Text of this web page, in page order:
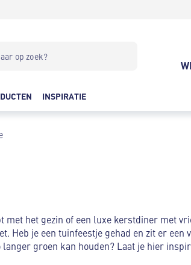
INSPIRATIE
met het gezin of een luxe kerstdiner met
Heb je een tuinfeestje gehad en zit er
langer groen kan houden? Laat je hier